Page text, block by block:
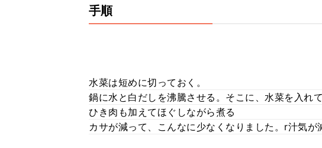
手順
水菜は短めに切っておく。
鍋に水と白だしを沸騰させる。そこに、水菜を入れて
ひき肉も加えてほぐしながら煮る
カサが減って、こんなに少なくなりました。r汁気が